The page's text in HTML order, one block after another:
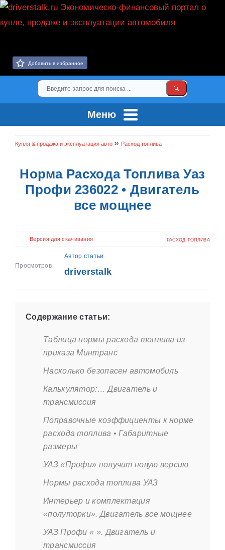
Добавить в избранное
Меню
Купля & продажа и эксплуатация авто » Расход топлива
Норма Расхода Топлива Уаз
Профи 236022 • Двигатель
все мощнее
Версия для скачивания РАСХОД ТОПЛИВА
Просмотров
Автор статьи
driverstalk
Содержание статьи:
Таблица нормы расхода топлива из
приказа Минтранс
Насколько безопасен автомобиль
Калькулятор:… Двигатель и
трансмиссия
Поправочные коэффициенты к норме
расхода топлива • Габаритные
размеры
УАЗ «Профи» получит новую версию
Нормы расхода топлива УАЗ
Интерьер и комплектация
«полуторки». Двигатель все мощнее
УАЗ Профи « ». Двигатель и
трансмиссия